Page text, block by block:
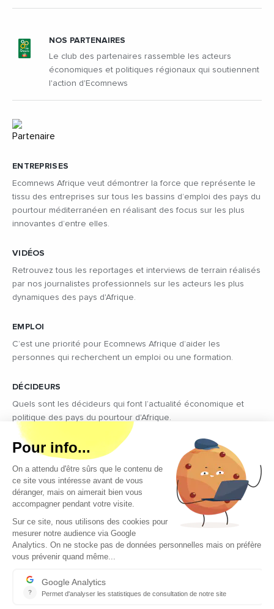
ENTREPRISES
Ecomnews Afrique veut démontrer la force que représente le
tissu des entreprises sur tous les bassins d’emploi des pays du
pourtour méditerranéen en réalisant des focus sur les plus
innovantes d’entre elles.
VIDÉOS
Retrouvez tous les reportages et interviews de terrain réalisés
par nos journalistes professionnels sur les acteurs les plus
dynamiques des pays d'Afrique.
EMPLOI
C’est une priorité pour Ecomnews Afrique d’aider les
personnes qui recherchent un emploi ou une formation.
DÉCIDEURS
Quels sont les décideurs qui font l’actualité économique et
politique des pays du pourtour d'Afrique.
NOS PARTENAIRES
Le club des partenaires rassemble les acteurs
économiques et politiques régionaux qui soutiennent
l'action d'Ecomnews
Copyright © 2026 - Tous droits réservés
Qui sommes-nous ?
Contact